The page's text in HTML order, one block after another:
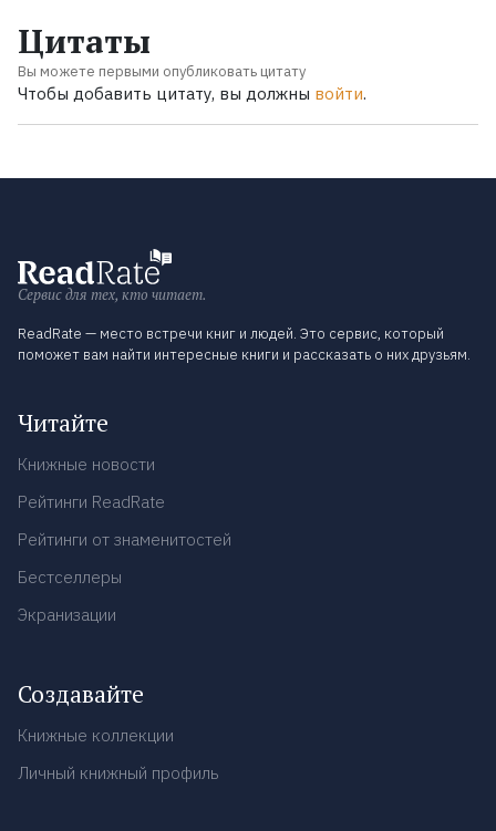
Цитаты
Вы можете первыми опубликовать цитату
Чтобы добавить цитату, вы должны войти.
Сервис для тех, кто читает.
ReadRate — место встречи книг и людей. Это сервис, который
поможет вам найти интересные книги и рассказать о них друзьям.
Читайте
Книжные новости
Рейтинги ReadRate
Рейтинги от знаменитостей
Бестселлеры
Экранизации
Создавайте
Книжные коллекции
Личный книжный профиль